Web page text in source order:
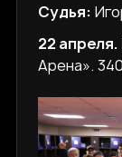
Судья:
22
Арена».